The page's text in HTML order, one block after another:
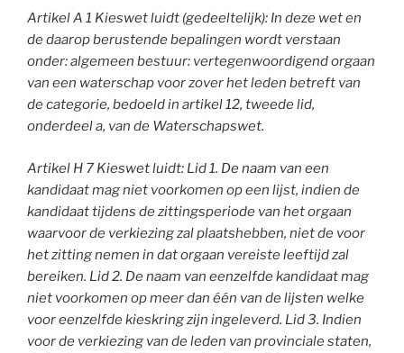
Artikel A 1 Kieswet luidt (gedeeltelijk): In deze wet en
de daarop berustende bepalingen wordt verstaan
onder:algemeen bestuur: vertegenwoordigend orgaan
van een waterschap voor zover het leden betreft van
de categorie, bedoeld in artikel 12, tweede lid,
onderdeel a, van de Waterschapswet.
Artikel H 7 Kieswet luidt: Lid 1. De naam van een
kandidaat mag niet voorkomen op een lijst, indien de
kandidaat tijdens de zittingsperiode van het orgaan
waarvoor de verkiezing zal plaatshebben, niet de voor
het zitting nemen in dat orgaan vereiste leeftijd zal
bereiken. Lid 2. De naam van eenzelfde kandidaat mag
niet voorkomen op meer dan één van de lijsten welke
voor eenzelfde kieskring zijn ingeleverd. Lid 3. Indien
voor de verkiezing van de leden van provinciale staten,